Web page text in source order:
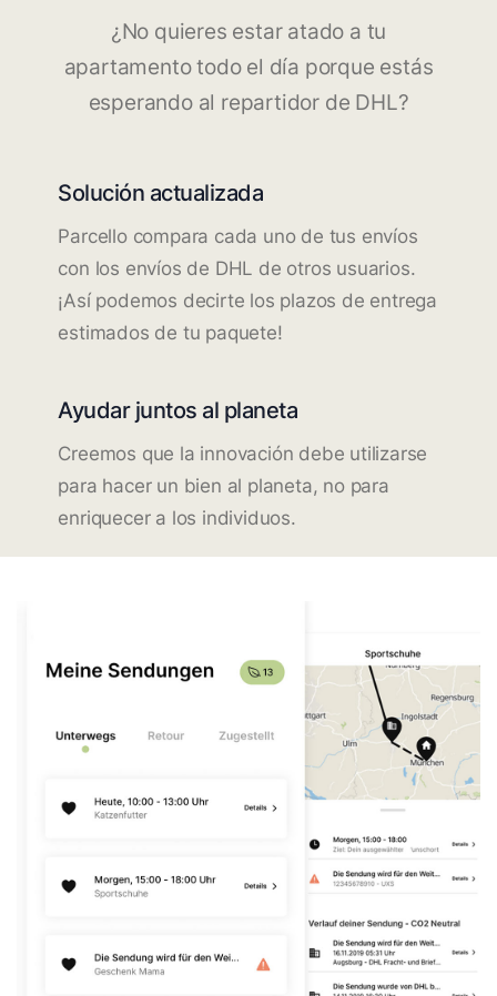
¿No quieres estar atado a tu
apartamento todo el día porque estás
esperando al repartidor de DHL?
Solución actualizada
Parcello compara cada uno de tus envíos
con los envíos de DHL de otros usuarios.
¡Así podemos decirte los plazos de entrega
estimados de tu paquete!
Ayudar juntos al planeta
Creemos que la innovación debe utilizarse
para hacer un bien al planeta, no para
enriquecer a los individuos.